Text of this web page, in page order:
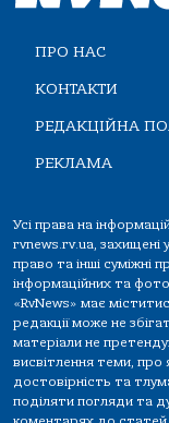
ПРО НАС
КОНТАКТИ
РЕДАКЦІЙНА
РЕКЛАМА
Усі права на
rvnews.rv.ua, захищені
право та інші суміжні
інформаційних та
«RvNews» має
редакції може не
матеріали не
висвітлення теми, про
достовірність та
поділяти погляди та